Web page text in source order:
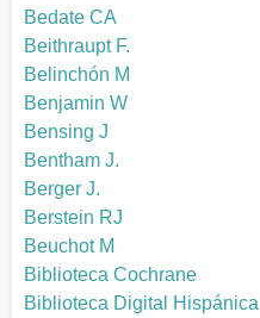
Bedate CA
Beithraupt F.
Belinchón M
Benjamin W
Bensing J
Bentham J.
Berger J.
Berstein RJ
Beuchot M
Biblioteca Cochrane
Biblioteca Digital Hispánica